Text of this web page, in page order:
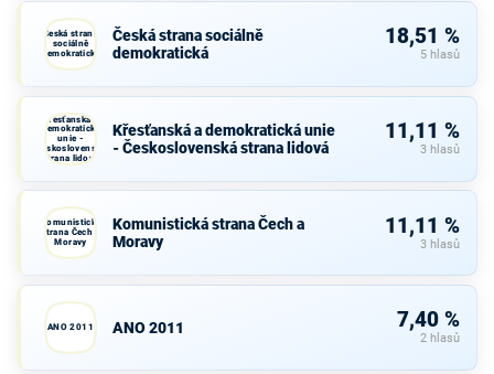
Česká strana
sociálně
demokratická
Česká strana sociálně
demokratická
18,51 %
5 hlasů
Křesťanská a
demokratická
unie -
Československá
strana lidová
Křesťanská a demokratická unie
- Československá strana lidová
11,11 %
3 hlasů
Komunistická
strana Čech a
Moravy
Komunistická strana Čech a
Moravy
11,11 %
3 hlasů
ANO 2011 ANO 2011 7,40 %
2 hlasů